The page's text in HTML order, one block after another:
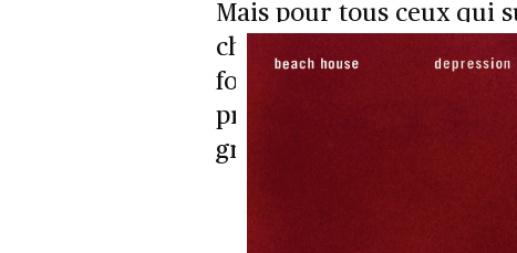
Mais pour tous ceux qui
charmes de
Beach House
fois un résumé dense et
précédents et un parfait
groupe